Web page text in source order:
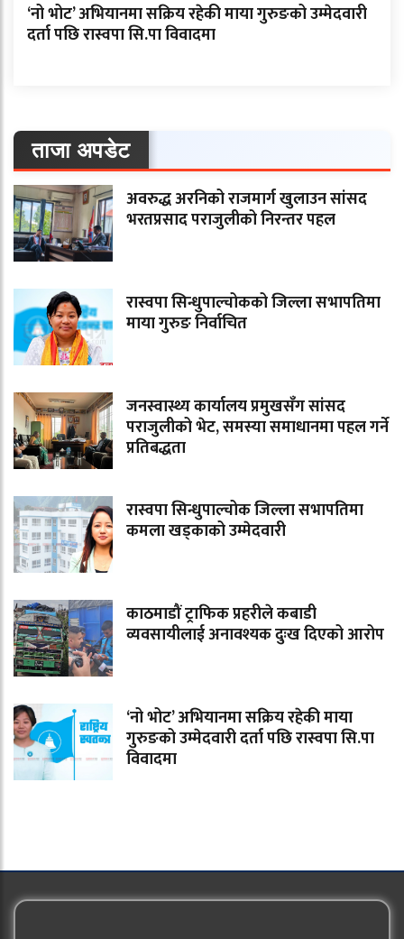
‘नो भोट’ अभियानमा सक्रिय रहेकी माया गुरुङको उम्मेदवारी
दर्ता पछि रास्वपा सि.पा विवादमा
ताजा अपडेट
अवरुद्ध अरनिको राजमार्ग खुलाउन सांसद
भरतप्रसाद पराजुलीको निरन्तर पहल
रास्वपा सिन्धुपाल्चोकको जिल्ला सभापतिमा
माया गुरुङ निर्वाचित
जनस्वास्थ्य कार्यालय प्रमुखसँग सांसद
पराजुलीको भेट, समस्या समाधानमा पहल गर्ने
प्रतिबद्धता
रास्वपा सिन्धुपाल्चोक जिल्ला सभापतिमा
कमला खड्काको उम्मेदवारी
काठमाडौं ट्राफिक प्रहरीले कबाडी
व्यवसायीलाई अनावश्यक दुःख दिएको आरोप
‘नो भोट’ अभियानमा सक्रिय रहेकी माया
गुरुङको उम्मेदवारी दर्ता पछि रास्वपा सि.पा
विवादमा